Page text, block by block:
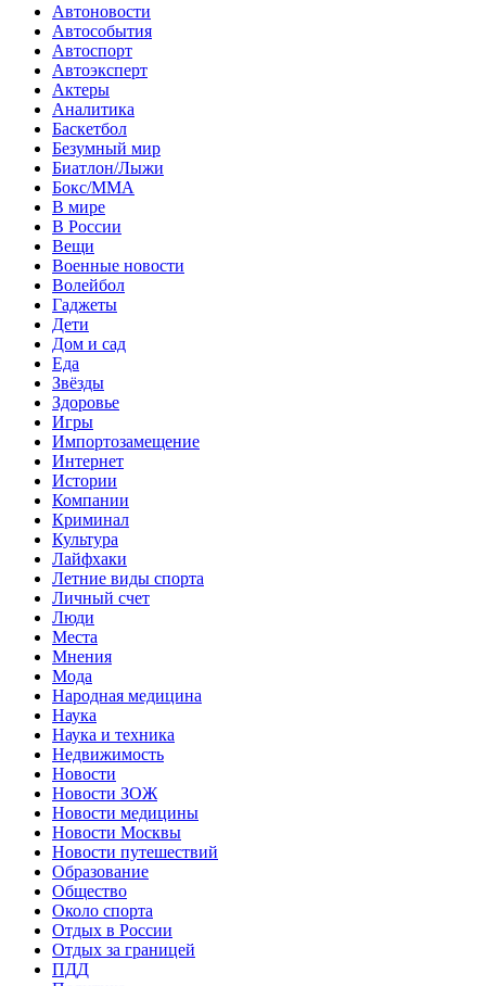
Автоновости
Автособытия
Автоспорт
Автоэксперт
Актеры
Аналитика
Баскетбол
Безумный мир
Биатлон/Лыжи
Бокс/MMA
В мире
В России
Вещи
Военные новости
Волейбол
Гаджеты
Дети
Дом и сад
Еда
Звёзды
Здоровье
Игры
Импортозамещение
Интернет
Истории
Компании
Криминал
Культура
Лайфхаки
Летние виды спорта
Личный счет
Люди
Места
Мнения
Мода
Народная медицина
Наука
Наука и техника
Недвижимость
Новости
Новости ЗОЖ
Новости медицины
Новости Москвы
Новости путешествий
Образование
Общество
Около спорта
Отдых в России
Отдых за границей
ПДД